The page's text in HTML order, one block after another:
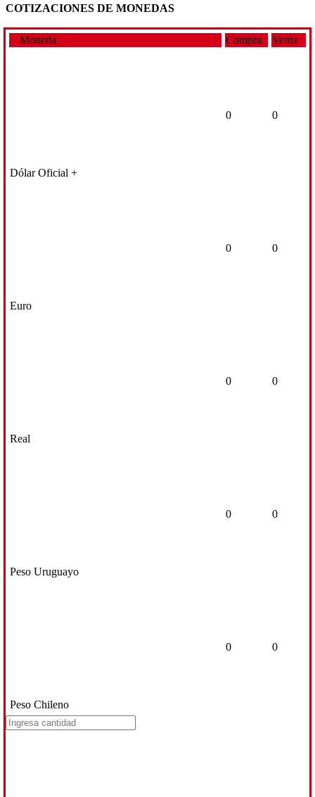
COTIZACIONES DE MONEDAS
Moneda Compra Venta
Dólar Oficial +
0 0
Euro
0 0
Real
0 0
Peso Uruguayo
0 0
Peso Chileno
0 0